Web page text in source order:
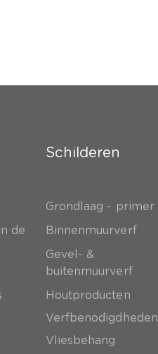
de
Schilderen
Grondlaag - primer
Binnenmuurverf
Gevel- &
buitenmuurverf
Houtproducten
Verfbenodigdheden
Vliesbehang